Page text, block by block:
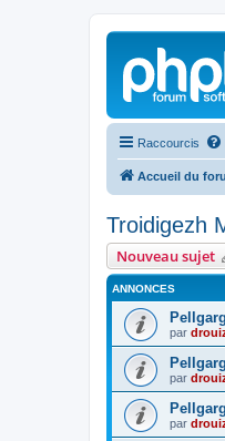
Raccourcis
Accueil du
Troidigezh
Nouveau sujet
ANNONCES
par
par
par